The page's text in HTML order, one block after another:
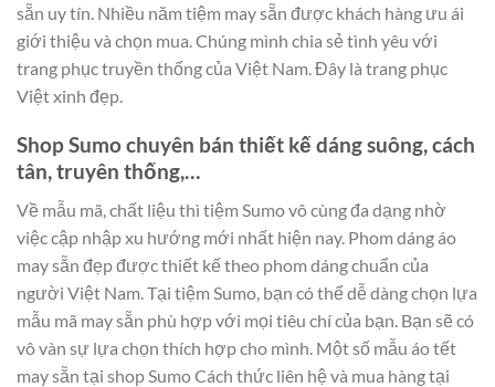
sẵn uy tín. Nhiều năm tiệm may sẵn được khách hàng ưu ái
giới thiệu và chọn mua. Chúng mình chia sẻ tình yêu với
trang phục truyền thống của Việt Nam. Đây là trang phục
Việt xinh đẹp.
Shop Sumo chuyên bán thiết kế dáng suông, cách
tân, truyên thống,…
Về mẫu mã, chất liệu thì tiệm Sumo vô cùng đa dạng nhờ
việc cập nhập xu hướng mới nhất hiện nay. Phom dáng áo
may sẵn đẹp được thiết kế theo phom dáng chuẩn của
người Việt Nam. Tại tiệm Sumo, bạn có thể dễ dàng chọn lựa
mẫu mã may sẵn phù hợp với mọi tiêu chí của bạn. Bạn sẽ có
vô vàn sự lựa chọn thích hợp cho mình. Một số mẫu áo tết
may sẵn tại shop Sumo Cách thức liên hệ và mua hàng tại